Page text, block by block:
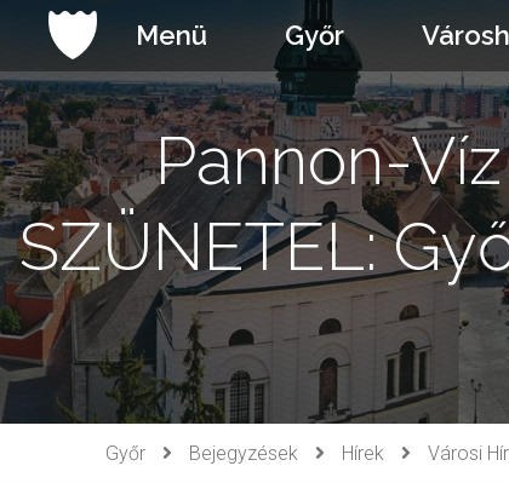
tartalomhoz
Menü Győr
Pannon-
SZÜNETEL:
Győr Bejegyzések Hírek Városi